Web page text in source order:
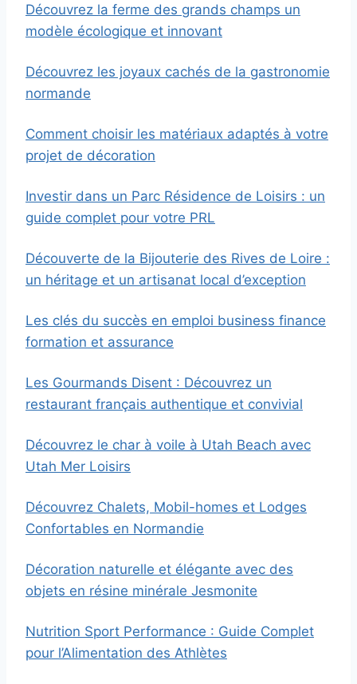
Découvrez la ferme des grands champs un
modèle écologique et innovant
Découvrez les joyaux cachés de la gastronomie
normande
Comment choisir les matériaux adaptés à votre
projet de décoration
Investir dans un Parc Résidence de Loisirs : un
guide complet pour votre PRL
Découverte de la Bijouterie des Rives de Loire :
un héritage et un artisanat local d’exception
Les clés du succès en emploi business finance
formation et assurance
Les Gourmands Disent : Découvrez un
restaurant français authentique et convivial
Découvrez le char à voile à Utah Beach avec
Utah Mer Loisirs
Découvrez Chalets, Mobil-homes et Lodges
Confortables en Normandie
Décoration naturelle et élégante avec des
objets en résine minérale Jesmonite
Nutrition Sport Performance : Guide Complet
pour l’Alimentation des Athlètes